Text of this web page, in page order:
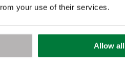
your use of their services.
Allow all